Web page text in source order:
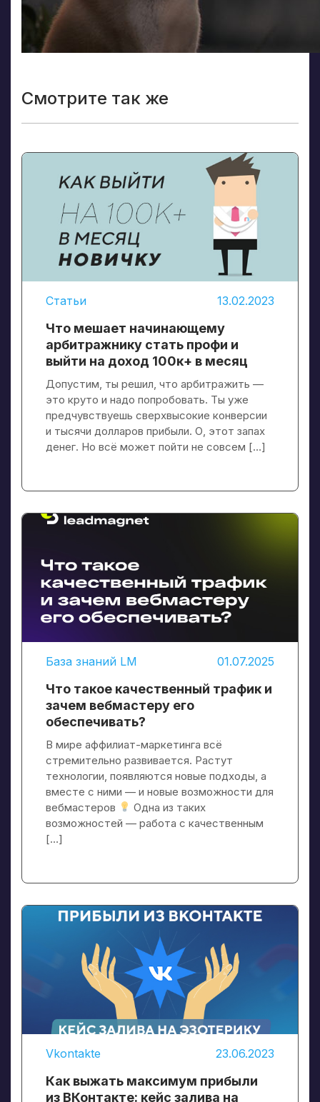
Смотрите так же
Статьи 13.02.2023
Что мешает начинающему
арбитражнику стать профи и
выйти на доход 100к+ в месяц
Допустим, ты решил, что арбитражить —
это круто и надо попробовать. Ты уже
предчувствуешь сверхвысокие конверсии
и тысячи долларов прибыли. О, этот запах
денег. Но всё может пойти не совсем […]
База знаний LM 01.07.2025
Что такое качественный трафик и
зачем вебмастеру его
обеспечивать?
В мире аффилиат-маркетинга всё
стремительно развивается. Растут
технологии, появляются новые подходы, а
вместе с ними — и новые возможности для
вебмастеров
Одна из таких
возможностей — работа с качественным
[…]
Vkontakte 23.06.2023
Как выжать максимум прибыли
из ВКонтакте: кейс залива на